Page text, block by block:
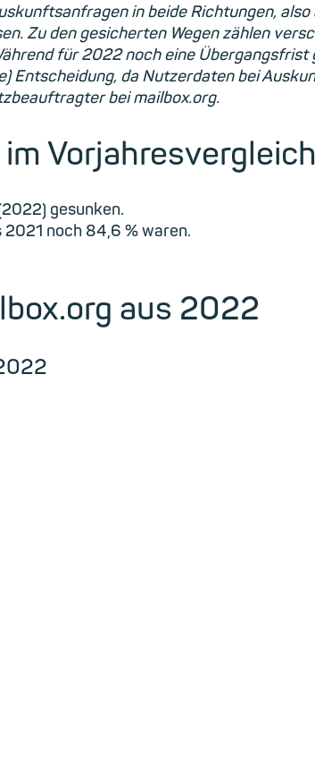
in beide Richtungen,
Zu den gesicherten Wegen zählen
für 2022 noch eine Übergangsfrist
Entscheidung, da Nutzerdaten bei
bei mailbox.org.
Vorjahresvergleich
gesunken.
noch 84,6 % waren.
aus 2022